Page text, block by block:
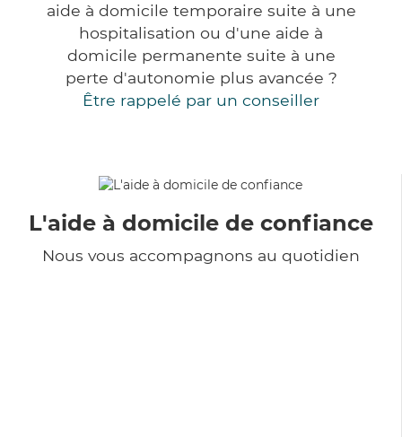
aide à domicile temporaire suite à une
hospitalisation ou d'une aide à
domicile permanente suite à une
perte d'autonomie plus avancée ?
Être rappelé par un conseiller
L'aide à domicile de confiance
Nous vous accompagnons au quotidien